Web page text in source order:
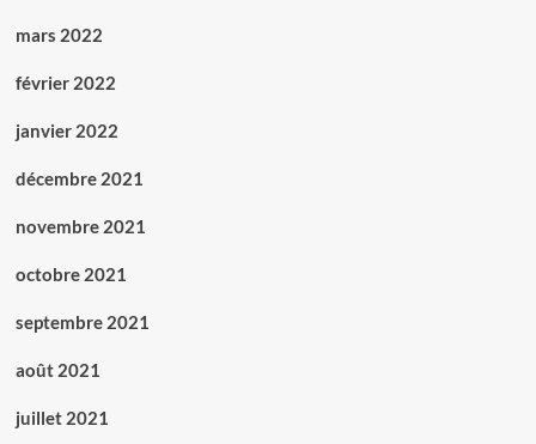
mars 2022
février 2022
janvier 2022
décembre 2021
novembre 2021
octobre 2021
septembre 2021
août 2021
juillet 2021